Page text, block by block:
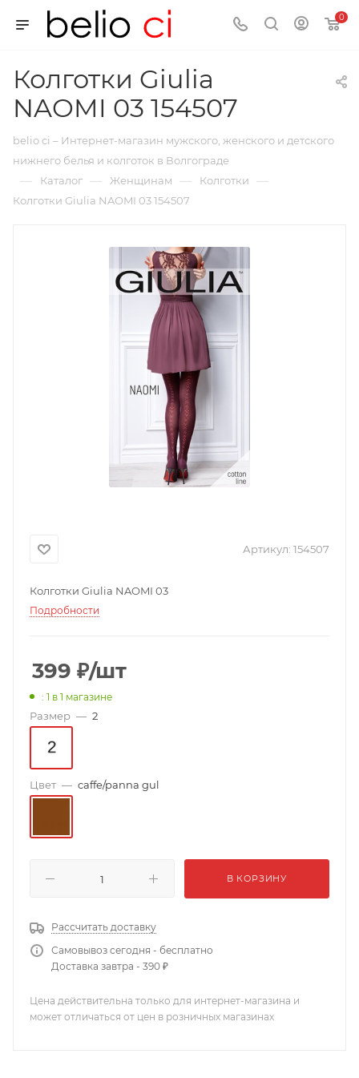
0
Колготки Giulia
NAOMI 03 154507
belio ci – Интернет-магазин мужского, женского и детского
нижнего белья и колготок в Волгограде
— Каталог — Женщинам — Колготки —
Колготки Giulia NAOMI 03 154507
Артикул: 154507
Колготки Giulia NAOMI 03
Подробности
399 ₽/шт
: 1 в 1 магазине
Размер — 2
Цвет — caffe/panna gul
В КОРЗИНУ
Рассчитать доставку
Самовывоз сегодня - бесплатно
Доставка завтра - 390 ₽
Цена действительна только для интернет-магазина и
может отличаться от цен в розничных магазинах